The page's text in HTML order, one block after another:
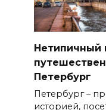
Нетипичный
Петербург
Петербург –
историей,